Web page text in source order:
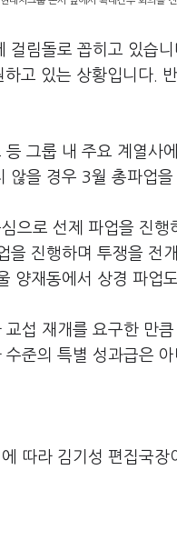
림돌로 꼽히고 있습
고 있는 상황입니다.
그룹 내 주요 계열사
을 경우 3월 총파업을
으로 선제 파업을 진
을 진행하며 투쟁을
양재동에서 상경 파업
섭 재개를 요구한 만
준의 특별 성과급은
따라 김기성 편집국장